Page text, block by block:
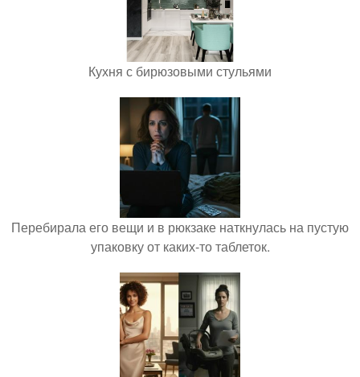
Кухня с бирюзовыми стульями
Перебирала его вещи и в рюкзаке наткнулась на пустую
упаковку от каких-то таблеток.